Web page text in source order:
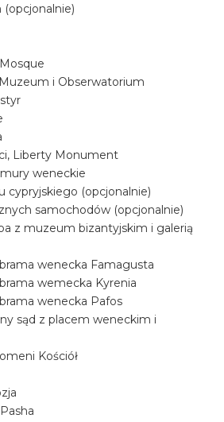
i Obserwatorium
Liberty Monument
weneckie
cypryjskiego (opcjonalnie)
samochodów (opcjonalnie)
z muzeum bizantyjskim i galerią
wenecka Famagusta
wemecka Kyrenia
wenecka Pafos
sąd z placem weneckim i
Kościół